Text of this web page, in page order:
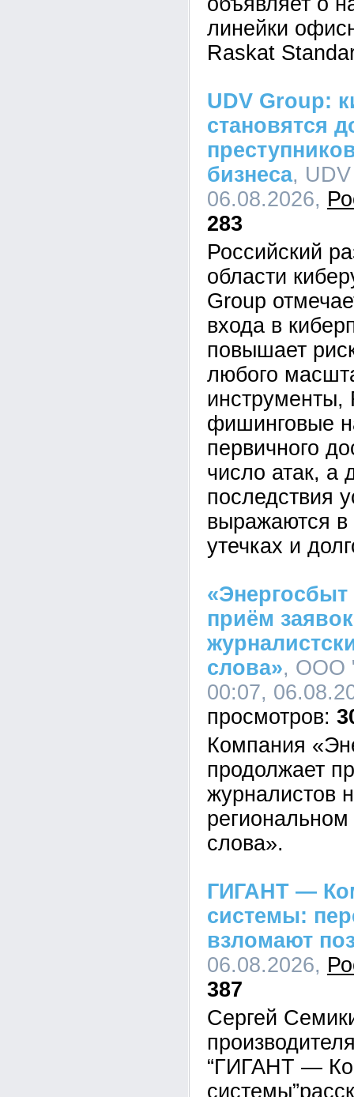
линейки
Raskat
UDV Group:
становятся
бизнеса,
06.08.2026,
283
Российский
области
Group
входа в
повышает
любого
фишинговые
первичного
число атак, а
последствия
выражаются в
утечках и
приём
слова», ООО
00:07,
Компания
продолжает
журналистов
слова».
ГИГАНТ —
системы:
взломают
06.08.2026,
387
Сергей
“ГИГАНТ —